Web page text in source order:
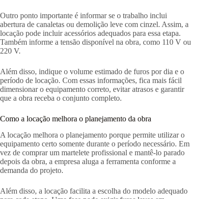
Outro ponto importante é informar se o trabalho inclui
abertura de canaletas ou demolição leve com cinzel. Assim, a
locação pode incluir acessórios adequados para essa etapa.
Também informe a tensão disponível na obra, como 110 V ou
220 V.
Além disso, indique o volume estimado de furos por dia e o
período de locação. Com essas informações, fica mais fácil
dimensionar o equipamento correto, evitar atrasos e garantir
que a obra receba o conjunto completo.
Como a locação melhora o planejamento da obra
A locação melhora o planejamento porque permite utilizar o
equipamento certo somente durante o período necessário. Em
vez de comprar um martelete profissional e mantê-lo parado
depois da obra, a empresa aluga a ferramenta conforme a
demanda do projeto.
Além disso, a locação facilita a escolha do modelo adequado